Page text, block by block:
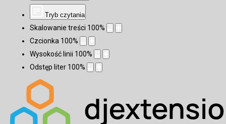
Tryb czytania
Skalowanie treści 100%
Czcionka 100%
Wysokość linii 100%
Odstęp liter 100%